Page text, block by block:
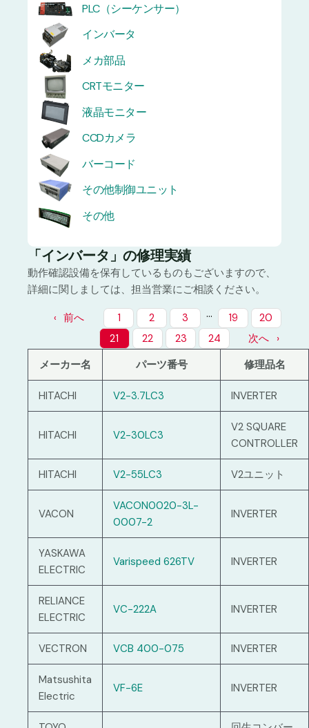
PLC（シーケンサー）
インバータ
メカ部品
CRTモニター
液晶モニター
CCDカメラ
バーコード
その他制御ユニット
その他
「インバータ」の修理実績
動作確認設備を保有しているものもございますので、
詳細に関しましては、担当営業にご相談ください。
前へ 1 2 3 … 19
20
21
22 23 24
次へ
メーカー名
パーツ番号 修理品名
HITACHI V2-3.7LC3 INVERTER
HITACHI V2-30LC3
V2 SQUARE
CONTROLLER
HITACHI V2-55LC3 V2ユニット
VACON
VACON0020-3L-
0007-2
INVERTER
YASKAWA
ELECTRIC
Varispeed 626TV INVERTER
RELIANCE
ELECTRIC
VC-222A INVERTER
VECTRON VCB 400-075 INVERTER
Matsushita
Electric
VF-6E INVERTER